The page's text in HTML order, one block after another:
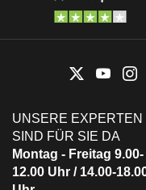
UNSERE EXPERTEN
SIND FÜR SIE DA
Montag - Freitag 9.00-
12.00 Uhr / 14.00-